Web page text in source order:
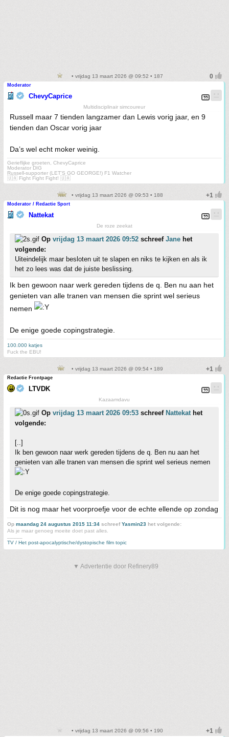
• vrijdag 13 maart 2026 @ 09:52 • 187
Moderator
ChevyCaprice
Multidisciplinair simcoureur
Russell maar 7 tienden langzamer dan Lewis vorig jaar, en 9
tienden dan Oscar vorig jaar
Da’s wel echt moker weinig.
Gerieflijke groeten, ChevyCaprice
Moderator DIG
Russell-supporter (LET'S GO GEORGE!) F1 Watcher
🇺🇦 Fight Fight Fight! 🇺🇦
• vrijdag 13 maart 2026 @ 09:53 • 188
Moderator / Redactie Sport
Nattekat
De roze zeekat
Op vrijdag 13 maart 2026 09:52 schreef Jane het
volgende:
Uiteindelijk maar besloten uit te slapen en niks te kijken en als ik
het zo lees was dat de juiste beslissing.
Ik ben gewoon naar werk gereden tijdens de q. Ben nu aan het
genieten van alle tranen van mensen die sprint wel serieus
nemen
De enige goede copingstrategie.
100.000 katjes
Fuck the EBU!
• vrijdag 13 maart 2026 @ 09:54 • 189
Redactie Frontpage
LTVDK
Kazaamdavu
Op vrijdag 13 maart 2026 09:53 schreef Nattekathet
volgende:
[..]
Ik ben gewoon naar werk gereden tijdens de q. Ben nu aan het
genieten van alle tranen van mensen die sprint wel serieus nemen
De enige goede copingstrategie.
Dit is nog maar het voorproefje voor de echte ellende op zondag
Op maandag 24 augustus 2015 11:34 schreefYasmin23 het volgende:
Als je maar genoeg moeite doet past alles.
TV / Het post-apocalyptische/dystopische film topic
▼ Advertentie door Refinery89
• vrijdag 13 maart 2026 @ 09:56 • 190